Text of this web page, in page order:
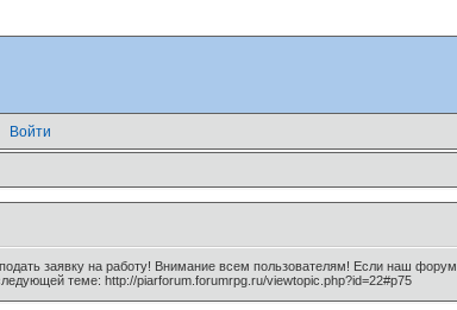
Войти
заявку на работу! Внимание всем пользователям! Если наш
теме: http://piarforum.forumrpg.ru/viewtopic.php?id=22#p75